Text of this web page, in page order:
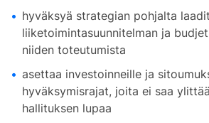
hyväksyä strategian pohjalta
liiketoimintasuunnitelman ja
niiden toteutumista
asettaa investoinneille ja
hyväksymisrajat, joita ei saa
hallituksen lupaa